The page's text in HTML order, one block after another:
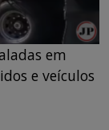
em
e veículos